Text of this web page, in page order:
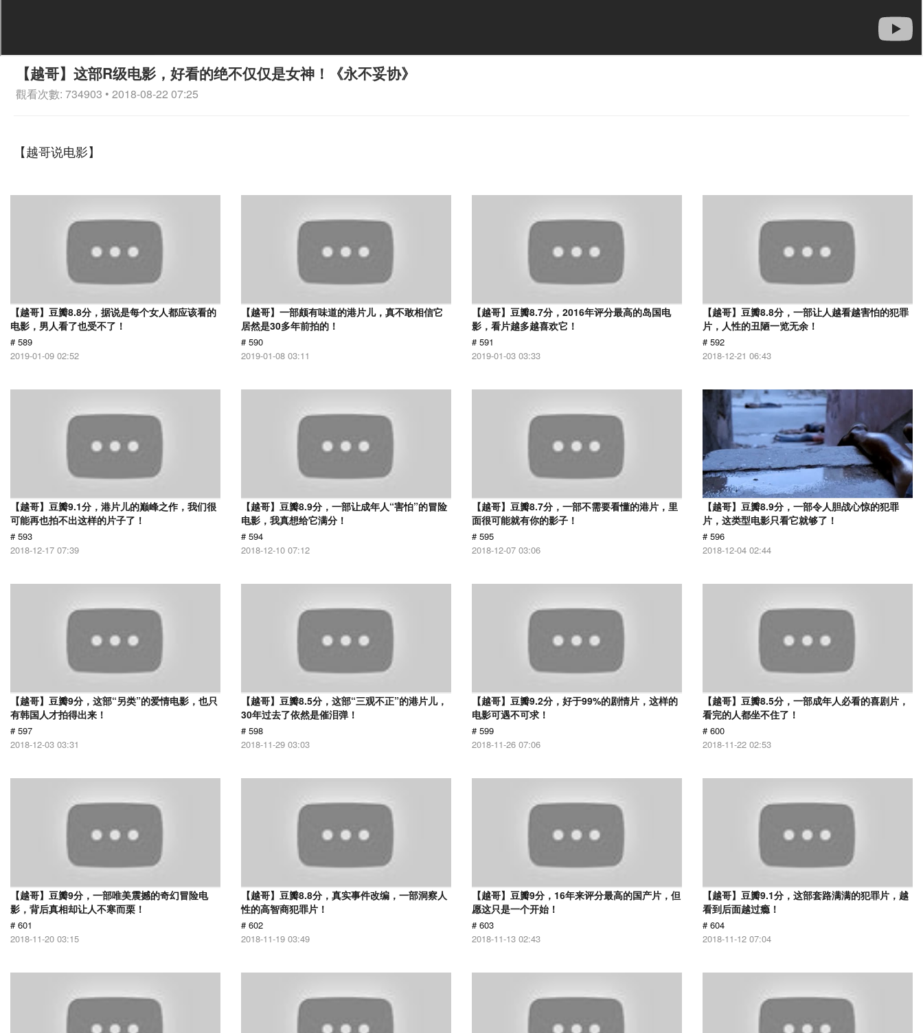
【越哥】这部R级电影，好看的绝不仅仅是女神！《永不妥协》
觀看次數: 734903 • 2018-08-22 07:25
【越哥说电影】
【越哥】豆瓣8.8分，据说是每个女人都应该看的
电影，男人看了也受不了！
# 589
2019-01-09 02:52
【越哥】一部颇有味道的港片儿，真不敢相信它
居然是30多年前拍的！
# 590
2019-01-08 03:11
【越哥】豆瓣8.7分，2016年评分最高的岛国电
影，看片越多越喜欢它！
# 591
2019-01-03 03:33
【越哥】豆瓣8.8分，一部让人越看越害怕的犯罪
片，人性的丑陋一览无余！
# 592
2018-12-21 06:43
【越哥】豆瓣9.1分，港片儿的巅峰之作，我们很
可能再也拍不出这样的片子了！
# 593
2018-12-17 07:39
【越哥】豆瓣8.9分，一部让成年人“害怕”的冒险
电影，我真想给它满分！
# 594
2018-12-10 07:12
【越哥】豆瓣8.7分，一部不需要看懂的港片，里
面很可能就有你的影子！
# 595
2018-12-07 03:06
【越哥】豆瓣8.9分，一部令人胆战心惊的犯罪
片，这类型电影只看它就够了！
# 596
2018-12-04 02:44
【越哥】豆瓣9分，这部“另类”的爱情电影，也只
有韩国人才拍得出来！
# 597
2018-12-03 03:31
【越哥】豆瓣8.5分，这部“三观不正”的港片儿，
30年过去了依然是催泪弹！
# 598
2018-11-29 03:03
【越哥】豆瓣9.2分，好于99%的剧情片，这样的
电影可遇不可求！
# 599
2018-11-26 07:06
【越哥】豆瓣8.5分，一部成年人必看的喜剧片，
看完的人都坐不住了！
# 600
2018-11-22 02:53
【越哥】豆瓣9分，一部唯美震撼的奇幻冒险电
影，背后真相却让人不寒而栗！
# 601
2018-11-20 03:15
【越哥】豆瓣8.8分，真实事件改编，一部洞察人
性的高智商犯罪片！
# 602
2018-11-19 03:49
【越哥】豆瓣9分，16年来评分最高的国产片，但
愿这只是一个开始！
# 603
2018-11-13 02:43
【越哥】豆瓣9.1分，这部套路满满的犯罪片，越
看到后面越过瘾！
# 604
2018-11-12 07:04